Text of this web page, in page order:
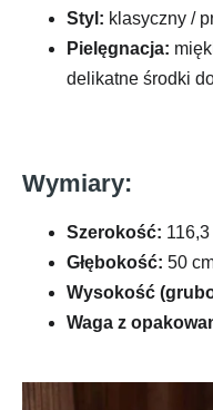
Styl: klasyczny /
Pielęgnacja:
delikatne środki
Wymiary:
Szerokość:
Głębokość: 50
Wysokość
Waga z